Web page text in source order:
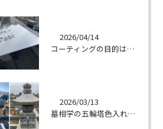
2026/04/14
コーティングの目的は 墓石を保護することです 岐阜のお墓掃除屋「磨き専隊」です
2026/03/13
墓相学の五輪塔色入れ 岐阜のお墓掃除屋「磨き専隊」です